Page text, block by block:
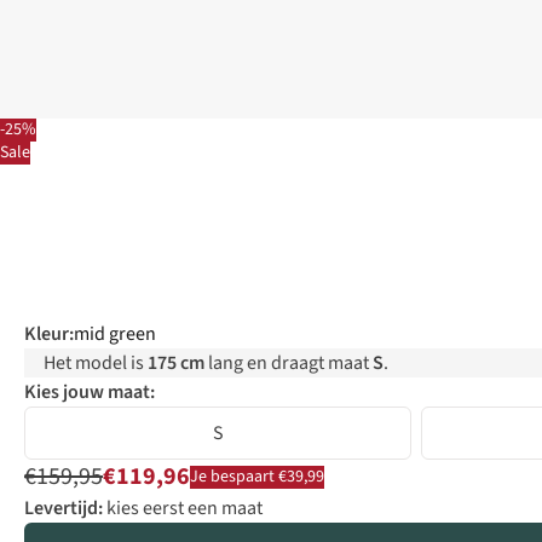
-25%
Sale
Kleur:mid green
Het model is 175 cmlang en draagt maatS.
Kies jouw maat:
S
€159,95€119,96Je bespaart €39,99
Levertijd:kies eerst een maat